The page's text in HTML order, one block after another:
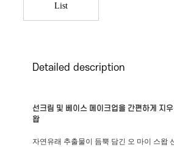
List
Detailed description
선크림 및 베이스 메이크업을 간편하게 지
왑
자연유래 추출물이 듬뿍 담긴 오 마이 스왑